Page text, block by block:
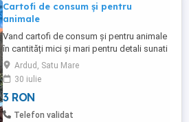
Cartofi de consum și pentru
animale
Vand cartofi de consum și pentru animale
în cantități mici și mari pentru detali sunati
ma Ardud, Satu Mare
30 iulie
3 RON
Telefon validat